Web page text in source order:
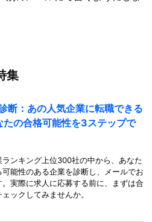
集
断：あの人気企業に転職できる
たの合格可能性を3ステップで
ランキング上位300社の中から、あなた
能性のある企業を診断し、メールでお
実際に求人に応募する前に、まずは合
ックしてみませんか。